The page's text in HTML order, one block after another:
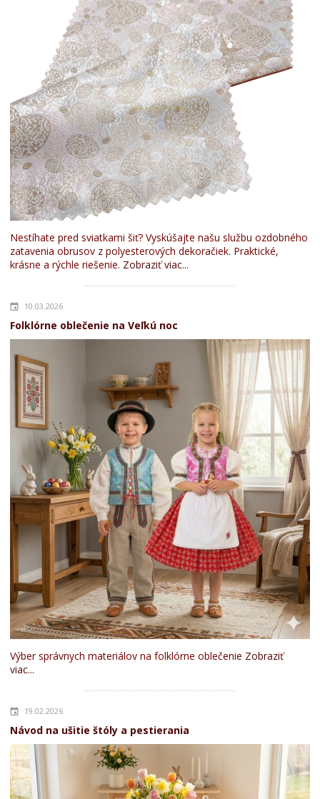
Nestíhate pred sviatkami šiť? Vyskúšajte našu službu ozdobného
zatavenia obrusov z polyesterových dekoračiek. Praktické,
krásne a rýchle riešenie. Zobraziť viac...
10.03.2026
Folklórne oblečenie na Veľkú noc
Výber správnych materiálov na folklórne oblečenie Zobraziť
viac...
19.02.2026
Návod na ušitie štóly a pestierania